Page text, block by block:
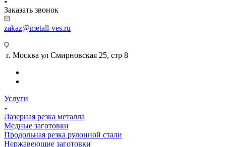
Заказать звонок
zakaz@metall-ves.ru
г. Москва ул Смирновская 25, стр 8
Услуги
Лазерная резка металла
Медные заготовки
Продольная резка рулонной стали
Нержавеющие заготовки